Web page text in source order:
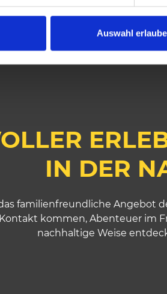
Auswahl
IN DER
familienfreundliche Angebot
kommen, Abenteuer im
nachhaltige Weise